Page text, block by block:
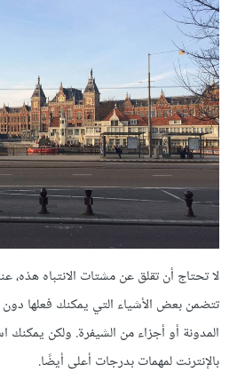
لا تحتاج أن تقلق عن مشتات الانتباه هذه،
تتضمن بعض الأشياء التي يمكنك فعلها
المدونة أو أجزاء من الشيفرة. ولكن
بالإنترنت لمهمات بدرجات أعلى أيضًا.